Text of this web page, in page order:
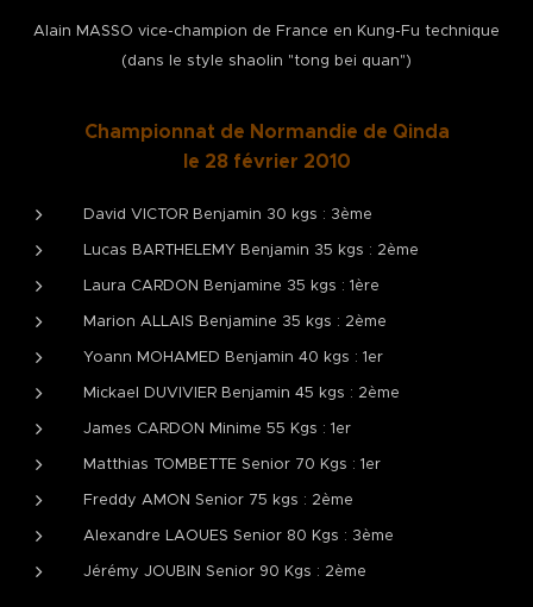
Alain MASSO vice-champion de France en Kung-Fu technique
(dans le style shaolin "tong bei quan")
Championnat de Normandie de Qinda
le 28 février 2010
David VICTOR Benjamin 30 kgs : 3ème
Lucas BARTHELEMY Benjamin 35 kgs : 2ème
Laura CARDON Benjamine 35 kgs : 1ère
Marion ALLAIS Benjamine 35 kgs : 2ème
Yoann MOHAMED Benjamin 40 kgs : 1er
Mickael DUVIVIER Benjamin 45 kgs : 2ème
James CARDON Minime 55 Kgs : 1er
Matthias TOMBETTE Senior 70 Kgs : 1er
Freddy AMON Senior 75 kgs : 2ème
Alexandre LAOUES Senior 80 Kgs : 3ème
Jérémy JOUBIN Senior 90 Kgs : 2ème